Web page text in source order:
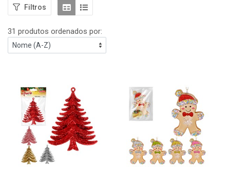
Filtros
31 produtos ordenados por: